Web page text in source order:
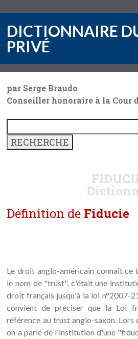
DICTIONNAIRE
PRIVÉ
par Serge Braudo
Conseiller honoraire à la Cour
Définition de Fiducie
Le droit anglo-américain connaît ce
le nom de "trust", c'était une
droit français jusqu'à la loi n°2007-
convient de préciser que la Loi
référence au trust anglo-saxon. Lors
on a parlé de l'institution d'une